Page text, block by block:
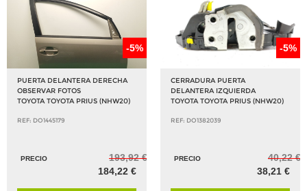
-5%
PUERTA DELANTERA DERECHA
OBSERVAR FOTOS
TOYOTA TOYOTA PRIUS (NHW20)
REF: DO1445179
PRECIO
193,92 €
184,22 €
-5%
CERRADURA PUERTA
DELANTERA IZQUIERDA
TOYOTA TOYOTA PRIUS (NHW20)
REF: DO1382039
PRECIO
40,22 €
38,21 €